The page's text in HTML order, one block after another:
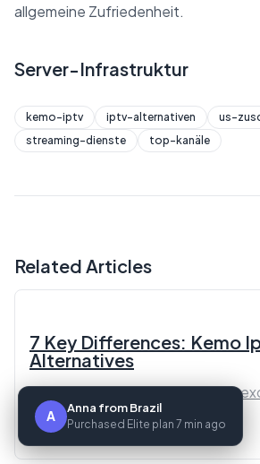
allgemeine Zufriedenheit.
Server-Infrastruktur
kemo-iptv iptv-alternativen
us-
streaming-dienste
top-kanäle
Related Articles
7 Key Differences: Kemo
Alternatives
Kemo iptv vs alternatives offers
and a user-friendly interface...
A Anna from Brazil
Purchased Elite plan 7 min ago